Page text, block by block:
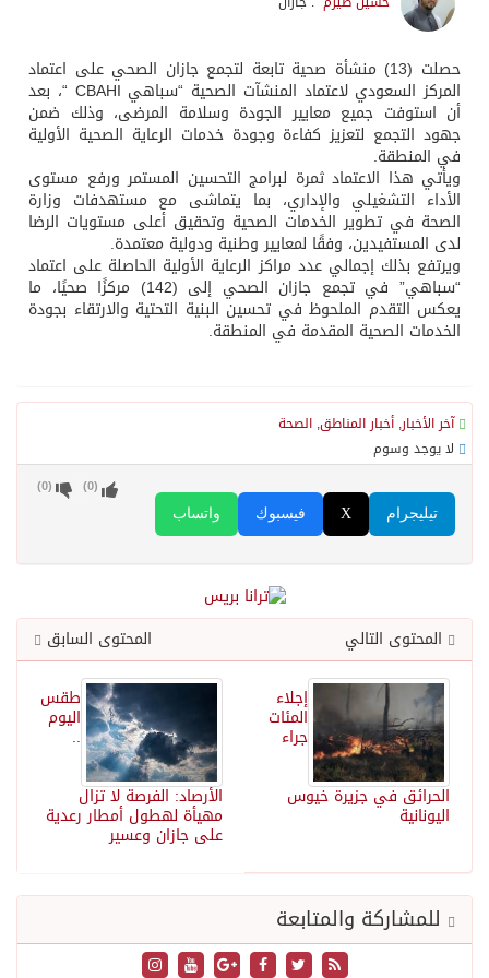
حصلت (13) منشأة صحية تابعة لتجمع جازان الصحي على اعتماد
المركز السعودي لاعتماد المنشآت الصحية “سباهي CBAHI “، بعد
أن استوفت جميع معايير الجودة وسلامة المرضى، وذلك ضمن
جهود التجمع لتعزيز كفاءة وجودة خدمات الرعاية الصحية الأولية
في المنطقة.
ويأتي هذا الاعتماد ثمرة لبرامج التحسين المستمر ورفع مستوى
الأداء التشغيلي والإداري، بما يتماشى مع مستهدفات وزارة
الصحة في تطوير الخدمات الصحية وتحقيق أعلى مستويات الرضا
لدى المستفيدين، وفقًا لمعايير وطنية ودولية معتمدة.
ويرتفع بذلك إجمالي عدد مراكز الرعاية الأولية الحاصلة على اعتماد
“سباهي” في تجمع جازان الصحي إلى (142) مركزًا صحيًا، ما
يعكس التقدم الملحوظ في تحسين البنية التحتية والارتقاء بجودة
الخدمات الصحية المقدمة في المنطقة.
آخر الأخبار, أخبار المناطق, الصحة
لا يوجد وسوم
واتساب فيسبوك X تيليجرام
(
0
) (
0
)
المحتوى السابق
المحتوى التالي
طقس
اليوم
..
الأرصاد: الفرصة لا تزال
مهيأة لهطول أمطار رعدية
على جازان وعسير
إجلاء
المئات
جراء
الحرائق في جزيرة خيوس
اليونانية
للمشاركة والمتابعة